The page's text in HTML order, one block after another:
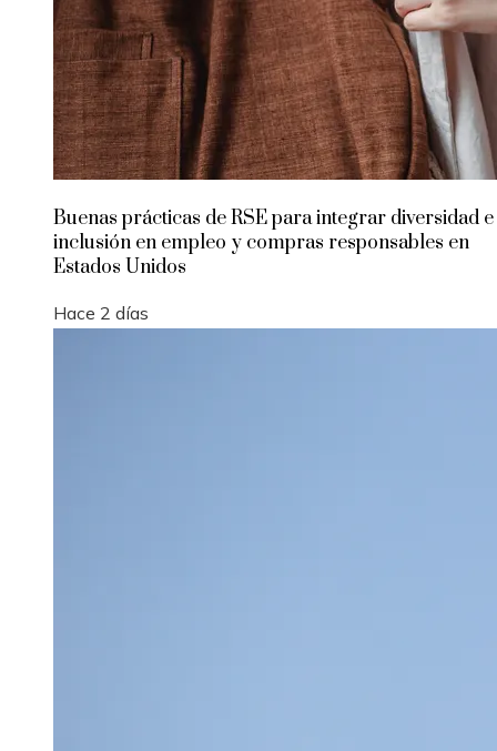
Buenas prácticas de RSE para integrar diversidad e
inclusión en empleo y compras responsables en
Estados Unidos
Hace 2 días